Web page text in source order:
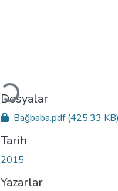
Yükleniyor...
Dosyalar
Bağbaba.pdf(425.33 KB)
Tarih
2015
Yazarlar